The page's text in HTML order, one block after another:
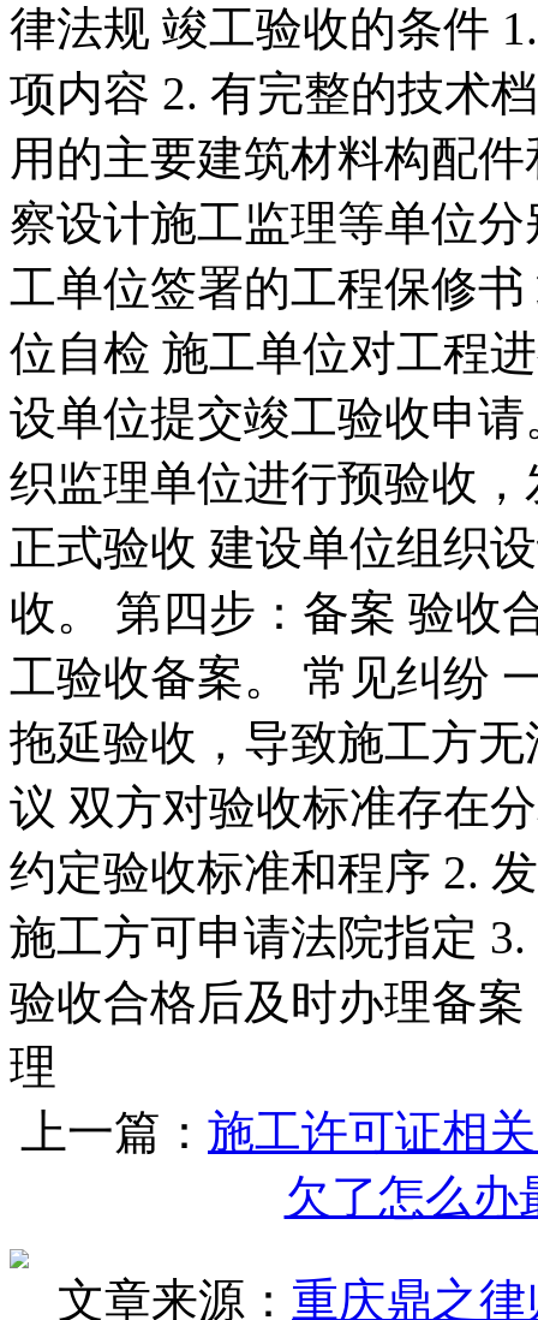
律法规 竣工验收的条件
项内容 2. 有完整的技术
用的主要建筑材料构配
察设计施工监理等单位
工单位签署的工程保修
位自检 施工单位对工程
设单位提交竣工验收申
织监理单位进行预验收
正式验收 建设单位组织
收。 第四步：备案 验收
工验收备案。 常见纠纷
拖延验收，导致施工方
议 双方对验收标准存在
约定验收标准和程序 2.
施工方可申请法院指定
验收合格后及时办理备
理
上一篇： 施工许可证相
欠了怎么办
文章来源： 重庆鼎之